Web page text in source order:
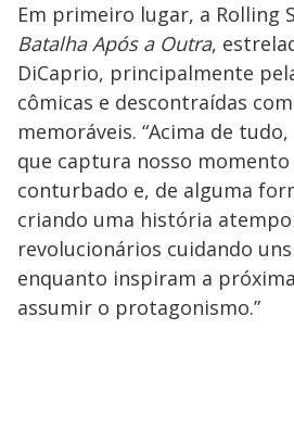
Em primeiro lugar, a Rolling
Batalha Após a Outra,
DiCaprio, principalmente
cômicas e descontraídas
memoráveis. “Acima de
que captura nosso
conturbado e, de alguma
criando uma história
revolucionários cuidando
enquanto inspiram a
assumir o protagonismo.”